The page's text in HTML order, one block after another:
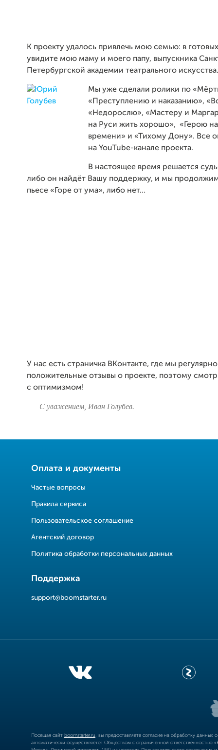
К проекту удалось привлечь мою семью: в
увидите мою маму и моего папу, выпускника
Петербургской академии театрального искусства.
Мы уже сделали ролики по
«Преступлению и наказанию»,
«Недорослю», «Мастеру и
на Руси жить хорошо», «Герою
времени» и «Тихому Дону». Все
на YouTube-каналепроекта.
В настоящее время решается
либо он найдёт Вашу поддержку, и мы
пьесе «Горе от ума», либо нет…
У нас есть страничка ВКонтакте, где мы
положительные отзывы о проекте, поэтому
с оптимизмом!
С уважением, Иван Голубев.
Оплата и документы
Частые вопросы
Правила сервиса
Пользовательское соглашение
Агентский договор
Политика обработки персональных данных
Поддержка
support@boomstarter.ru
Посещая сайт boomstarter.ru , вы предоставляете согласие на обработку
автоматически осуществляется Обществом с ограниченной